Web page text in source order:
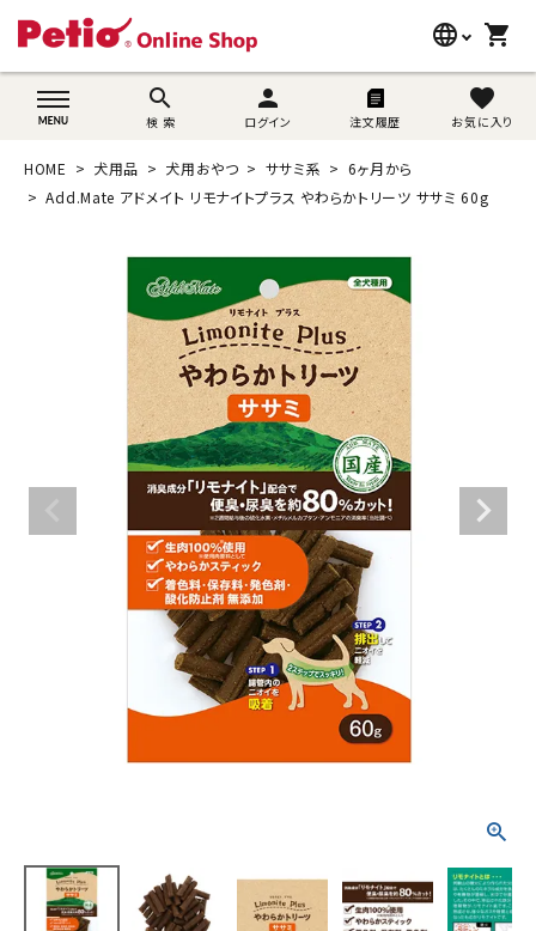
language
wovn-lang-name
shopping_cart
search
検 索
person
ログイン 注文履歴
favorite
お気に入り
search
猫用品
ブランド別に探す
目的別に探す
ご利用案内
ACCOUNT MENU
ようこそ ゲスト 様
person 新規会員登録
HOME 犬用品 犬用おやつ ササミ系
6ヶ月から
Add.Mate アドメイト リモナイトプラス やわらかトリーツ ササミ 60g